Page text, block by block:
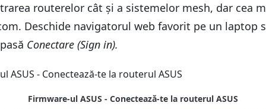
mesh ASUS Lyra
și izoleaz-o de restul rețelei
infectate
și izoleaz-o de restul rețelei
routerelor cât și a sistemelor mesh, dar cea
Deschide navigatorul web favorit pe un laptop
Conectare (Sign in).
Firmware-ul ASUS - Conectează-te la routerul ASUS